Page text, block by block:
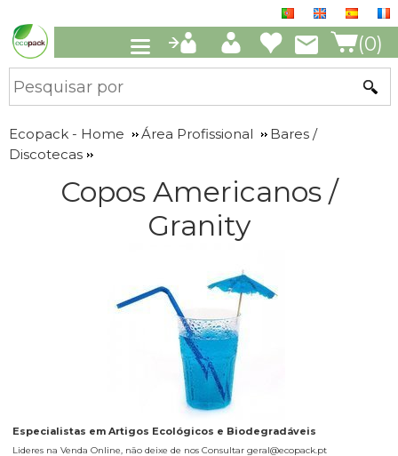
(0)
Ecopack - Home Área Profissional
Bares /
Discotecas
Copos Americanos /
Granity
Especialistas em Artigos Ecológicos e Biodegradáveis
Lideres na Venda Online, não deixe de nos Consultar geral@ecopack.pt